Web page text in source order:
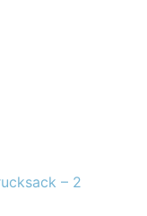
– 2